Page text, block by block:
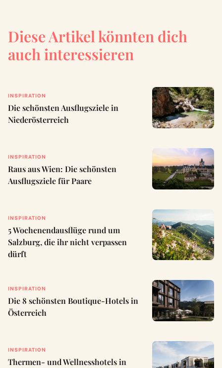
Diese Artikel könnten dich
auch interessieren
INSPIRATION
Die schönsten Ausflugsziele in
Niederösterreich
INSPIRATION
Raus aus Wien: Die schönsten
Ausflugsziele für Paare
INSPIRATION
5 Wochenendausflüge rund um
Salzburg, die ihr nicht verpassen
dürft
INSPIRATION
Die 8 schönsten Boutique-Hotels in
Österreich
INSPIRATION
Thermen- und Wellnesshotels in